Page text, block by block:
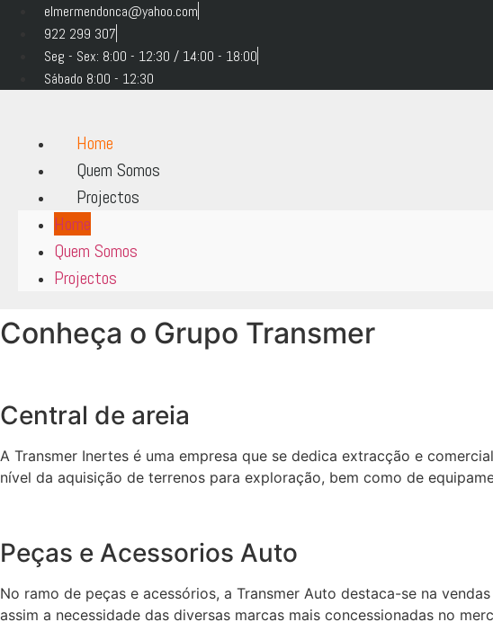
conteúdo
elmermendonca@yahoo.com
922 299 307
Seg - Sex: 8:00 - 12:30 / 14:00 - 18:00
Sábado 8:00 - 12:30
Home
Quem Somos
Projectos
Home
Quem Somos
Projectos
Conheça o Grupo Transmer
Central de areia
A Transmer Inertes é uma empresa que se dedica extracção e
nível da aquisição de terrenos para exploração, bem como de
Peças e Acessorios Auto
No ramo de peças e acessórios, a Transmer Auto destaca-se na
assim a necessidade das diversas marcas mais concessionadas no